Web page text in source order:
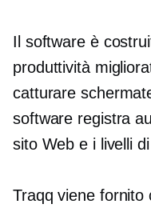
Il software è
produttività
catturare
software registra
sito Web e i livelli
Traqq viene fornito